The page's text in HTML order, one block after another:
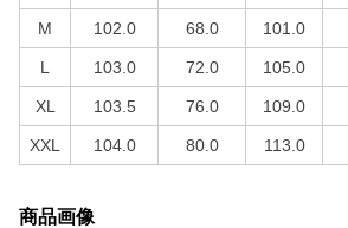
M 102.0 68.0 101.0
L 103.0 72.0 105.0
XL 103.5 76.0 109.0
XXL 104.0 80.0 113.0
商品画像